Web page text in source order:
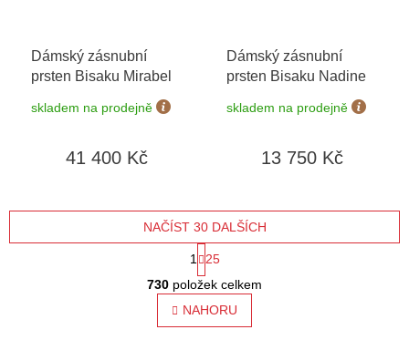
Dámský zásnubní
prsten Bisaku Mirabel
skladem na prodejně
41 400 Kč
Dámský zásnubní
prsten Bisaku Nadine
skladem na prodejně
13 750 Kč
O
v
l
á
NAČÍST 30 DALŠÍCH
S
t
r
1
25
730 položek celkem
NAHORU